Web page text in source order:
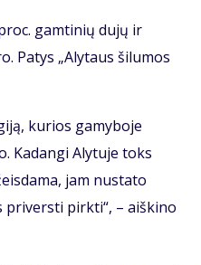
gamtinių dujų ir
Patys „Alytaus šilumos
kurios gamyboje
Kadangi Alytuje toks
jam nustato
pirkti“, – aiškino